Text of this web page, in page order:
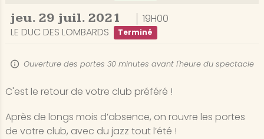
jeu. 29 juil. 2021
19H00
LE DUC DES LOMBARDS
Terminé
Ouverture des portes 30 minutes avant l'heure du spectacle
C'est le retour de votre club préféré !
Après de longs mois d’absence, on rouvre les portes
de votre club, avec du jazz tout l’été !